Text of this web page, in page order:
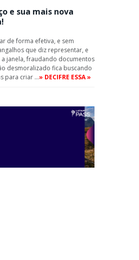
e sua mais nova
de forma efetiva, e sem
que diz representar, e
janela, fraudando documentos
desmoralizado fica buscando
para criar …» DECIFRE ESSA »